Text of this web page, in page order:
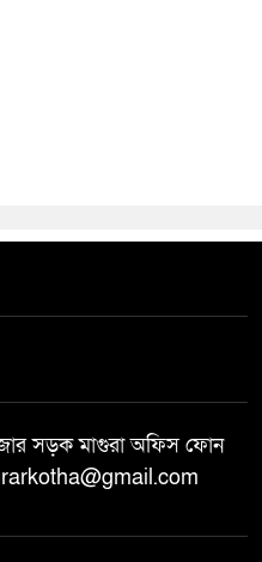
সড়ক মাগুরা অফিস ফোন